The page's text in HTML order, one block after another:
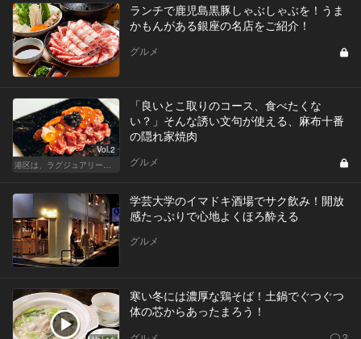
ランチで鹿児島黒豚しゃぶしゃぶを！うま
かもんがある銀座の名店をご紹介！
グルメ
Vol.2
「良いとこ取りのコース、食べたくな
い？」そんな誘い文句が使える、麻布十番
の隠れ家焼肉
グルメ
学芸大学のイマドキ酒場でサク飲み！開放
感たっぷりで心地よくほろ酔える
グルメ
寒い冬には濃厚な鶏そば！土鍋でぐつぐつ
体の芯からあったまろう！